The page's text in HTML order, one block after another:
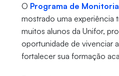
O Programa de
mostrado uma experiência
muitos alunos da Unifor,
oportunidade de vivenciar
fortalecer sua formação